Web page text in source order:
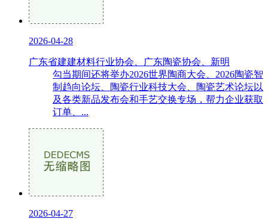
2026-04-28
广东省建建材料行业协会、广东陶瓷协会、新明
勾当期间还将举办2026世界陶商大会、2026陶瓷智
制趋向论坛、陶瓷行业科技大会、陶瓷艺术论坛以
及各类新品发布会和手艺交换专场，帮力企业获取
订单、...
2026-04-27